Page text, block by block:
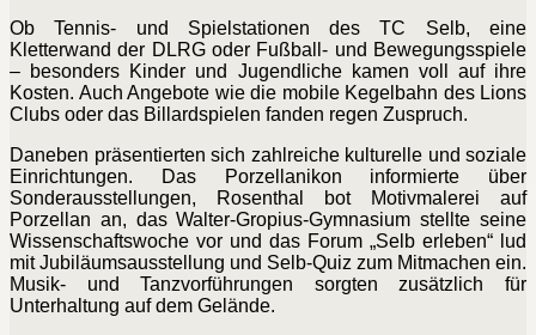
Ob Tennis- und Spielstationen des TC Selb, eine
Kletterwand der DLRG oder Fußball- und Bewegungsspiele
– besonders Kinder und Jugendliche kamen voll auf ihre
Kosten. Auch Angebote wie die mobile Kegelbahn des Lions
Clubs oder das Billardspielen fanden regen Zuspruch.
Daneben präsentierten sich zahlreiche kulturelle und soziale
Einrichtungen. Das Porzellanikon informierte über
Sonderausstellungen, Rosenthal bot Motivmalerei auf
Porzellan an, das Walter-Gropius-Gymnasium stellte seine
Wissenschaftswoche vor und das Forum „Selb erleben“ lud
mit Jubiläumsausstellung und Selb-Quiz zum Mitmachen ein.
Musik- und Tanzvorführungen sorgten zusätzlich für
Unterhaltung auf dem Gelände.